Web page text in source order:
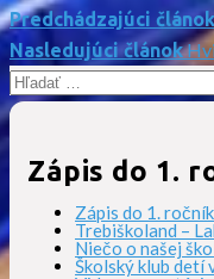
Navigácia
v
článku
Predchádzajúci článok
Nasledujúci článok
Hľadať:
Zápis do 1.
Zápis do 1.
Trebiškoland –
Niečo o našej
Školský klub detí